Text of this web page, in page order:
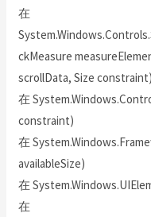
在
ckMeasure
scrollData, Size constraint)
在
constraint)
在
availableSize)
在
在